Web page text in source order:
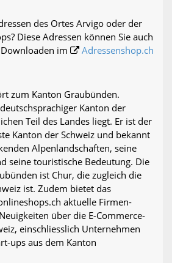
des Ortes Arvigo oder der
Diese Adressen können Sie auch
im
Adressenshop.ch
zum Kanton Graubünden.
Kanton der
Teil des Landes liegt. Er ist der
Kanton der Schweiz und bekannt
Alpenlandschaften, seine
seine touristische Bedeutung. Die
ist Chur, die zugleich die
ist. Zudem bietet das
aktuelle Firmen-
über die E-Commerce-
einschliesslich Unternehmen
ups aus dem Kanton